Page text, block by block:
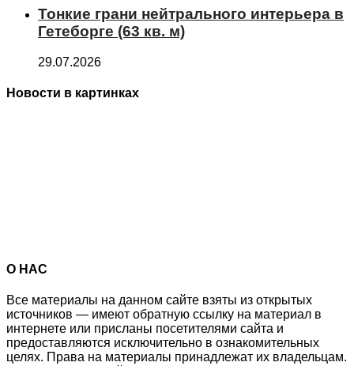
Тонкие грани нейтрального интерьера в
Гетеборге (63 кв. м)
29.07.2026
Новости в картинках
О НАС
Все материалы на данном сайте взяты из открытых
источников — имеют обратную ссылку на материал в
интернете или присланы посетителями сайта и
предоставляются исключительно в ознакомительных
целях. Права на материалы принадлежат их владельцам.